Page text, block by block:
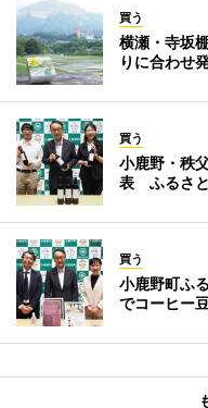
買う
横瀬・寺坂
りに合わせ
買う
小鹿野・秩
表 ふるさ
買う
小鹿野町ふ
でコーヒー